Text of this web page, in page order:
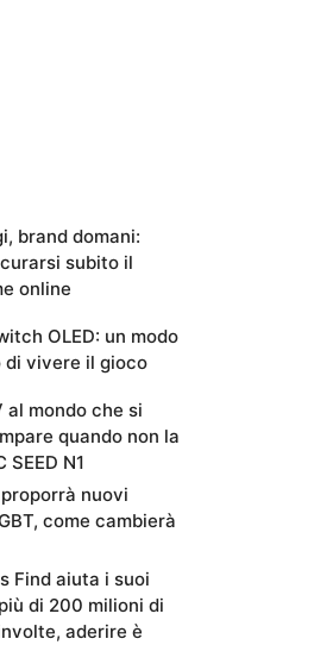
brand domani:
subito il
online
OLED: un modo
vivere il gioco
al mondo che si
quando non la
SEED N1
nuovi
come cambierà
Find aiuta i suoi
di 200 milioni di
aderire è